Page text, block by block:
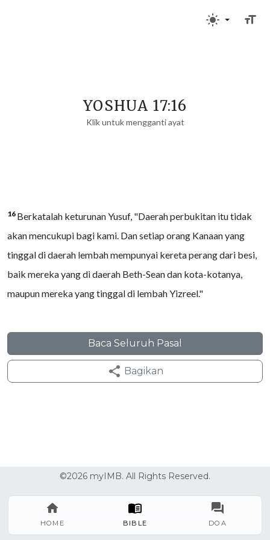
HOME BIBLE DOA
YOSHUA 17:16
Klik untuk mengganti ayat
16 Berkatalah keturunan Yusuf, "Daerah perbukitan itu tidak
akan mencukupi bagi kami. Dan setiap orang Kanaan yang
tinggal di daerah lembah mempunyai kereta perang dari besi,
baik mereka yang di daerah Beth-Sean dan kota-kotanya,
maupun mereka yang tinggal di lembah Yizreel."
Baca Seluruh Pasal
Bagikan
©2026 myIMB. All Rights Reserved.